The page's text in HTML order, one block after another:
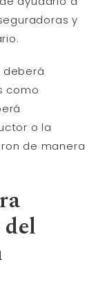
y
deberá
como
o la
de manera